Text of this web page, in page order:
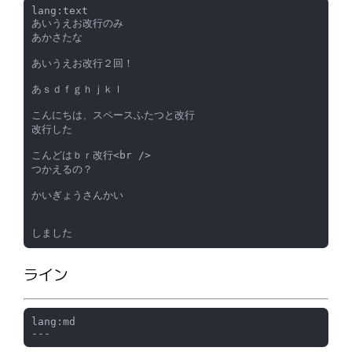
lang:text
あいうえお改行のみ
あかさたな
あいうえお改行２回！
あｓｄｆｇｈｊｋｌ
こんにちは、スペースふたつと改行
改行した
こんどはｂｒ改行<br />
つかえるの？
かいぎょうさんかい
ライン
lang:md